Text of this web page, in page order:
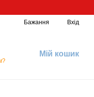
Бажання Вхід
Мій кошик